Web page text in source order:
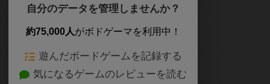
自分のデータを管理しませんか？
約75,000人がボドゲーマを利用中！
遊んだボードゲームを記録する
気になるゲームのレビューを読む
ボードゲームを検索する
ボードゲームの新着レビュー
ボードゲーム会情報